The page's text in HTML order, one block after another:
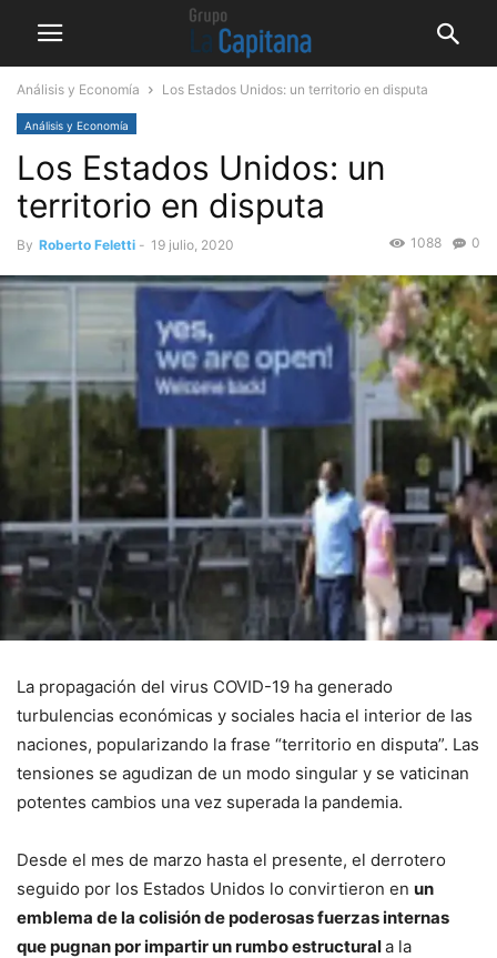
Análisis y Economía Los Estados Unidos: un territorio en disputa
Análisis y Economía
Los Estados Unidos: un
territorio en disputa
By Roberto Feletti - 19 julio, 2020 0
1088
La propagación del virus COVID-19 ha generado
turbulencias económicas y sociales hacia el interior de las
naciones, popularizando la frase “territorio en disputa”. Las
tensiones se agudizan de un modo singular y se vaticinan
potentes cambios una vez superada la pandemia.
Desde el mes de marzo hasta el presente, el derrotero
seguido por los Estados Unidos lo convirtieron en un
emblema de la colisión de poderosas fuerzas internas
que pugnan por impartir un rumbo estructurala la